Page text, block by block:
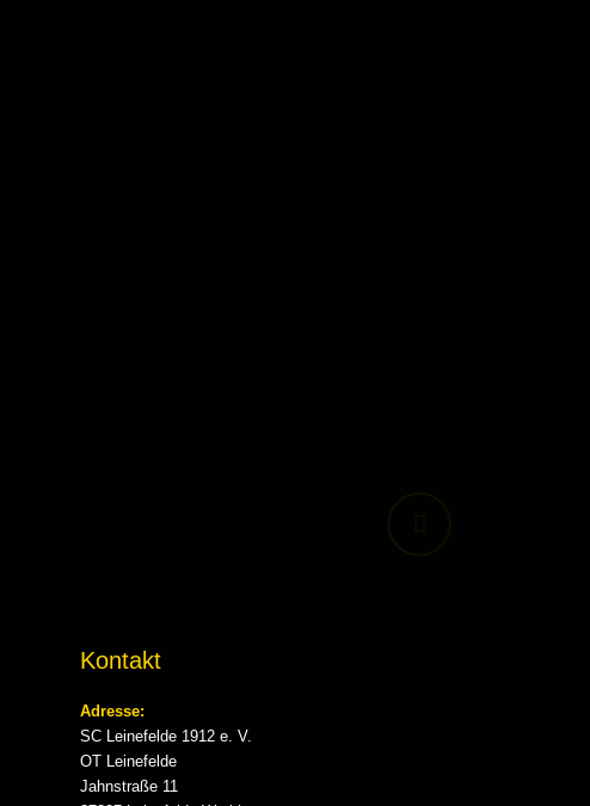
Kontakt
Adresse:
SC Leinefelde 1912 e. V.
OT Leinefelde
Jahnstraße 11